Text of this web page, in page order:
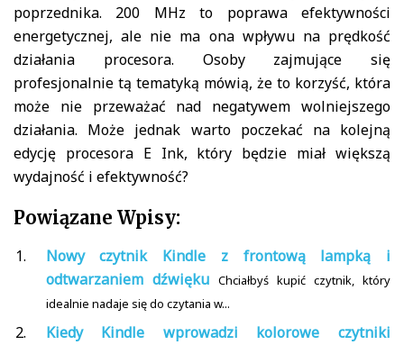
poprzednika. 200 MHz to poprawa efektywności
energetycznej, ale nie ma ona wpływu na prędkość
działania procesora. Osoby zajmujące się
profesjonalnie tą tematyką mówią, że to korzyść, która
może nie przeważać nad negatywem wolniejszego
działania. Może jednak warto poczekać na kolejną
edycję procesora E Ink, który będzie miał większą
wydajność i efektywność?
Powiązane Wpisy:
Nowy czytnik Kindle z frontową lampką i
odtwarzaniem dźwięku Chciałbyś kupić czytnik, który
idealnie nadaje się do czytania w...
Kiedy Kindle wprowadzi kolorowe czytniki